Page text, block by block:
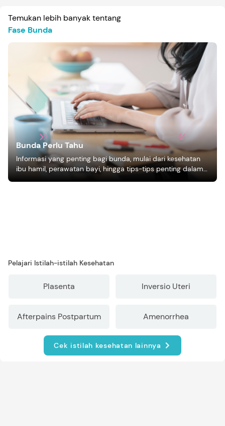
Temukan lebih banyak tentang
Fase Bunda
Bunda Perlu Tahu
Informasi yang penting bagi bunda, mulai dari kesehatan
ibu hamil, perawatan bayi, hingga tips-tips penting dalam
mengasuh anak
Pelajari Istilah-istilah Kesehatan
Plasenta Inversio Uteri
Afterpains Postpartum Amenorrhea
Cek istilah kesehatan lainnya